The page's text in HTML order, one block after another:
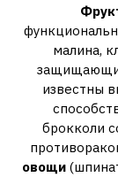
малина,
известны
брокколи
овощи